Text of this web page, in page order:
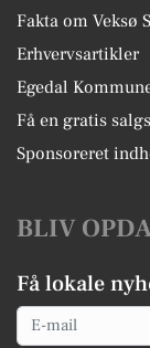
Fakta om Veksø
Erhvervsartikler
Egedal
Få en gratis
Sponsoreret
BLIV
Få lokale
Email